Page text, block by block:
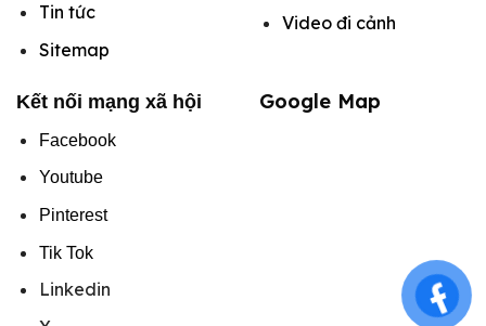
Tin tức
Sitemap
Video đi cảnh
Kết nối mạng xã hội
Facebook
Youtube
Pinterest
Tik Tok
Linkedin
Google Map